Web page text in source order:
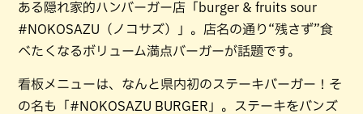
ある隠れ家的ハンバーガー店「burger & fruits sour
#NOKOSAZU（ノコサズ）」。店名の通り“残さず”食
べたくなるボリューム満点バーガーが話題です。
看板メニューは、なんと県内初のステーキバーガー！そ
の名も「#NOKOSAZU BURGER」。ステーキをバンズ